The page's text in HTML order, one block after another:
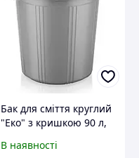
Бак для сміття круглий
"Еко" з кришкою 90 л,
AK 272
В наявності